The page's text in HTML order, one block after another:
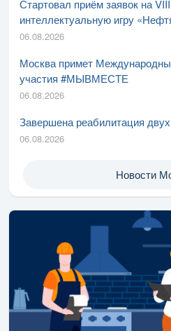
Стартовал приём заявок на
интеллектуальную игру
06.08.2026
Москва примет
участия #МЫВМЕСТЕ
06.08.2026
Завершена реабилитация
06.08.2026
Новости